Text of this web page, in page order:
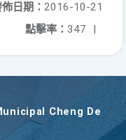
日期： 2016-10-21
點擊率： 347 |
Cheng De